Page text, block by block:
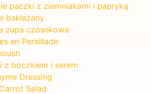
paczki z ziemniakami i papryką
bakłażany
zupa czosnkowa
en Persillade
z boczkiem i serem
Dressing
Salad